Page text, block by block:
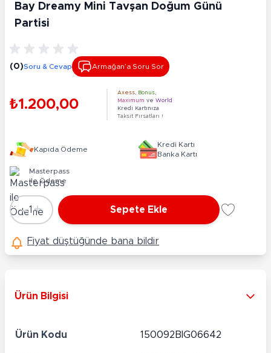
Bay Dreamy Mini Tavşan Doğum Günü
Partisi
(0)Soru & Cevap Armağan’a Soru Sor
₺1.200,00
Axess Bonus
Maximum ve World
Kredi Kartınıza
Taksit Fırsatları !
Kapıda Ödeme
Kredi Kartı
Banka Kartı
Masterpass
ile Ödeme
Adet
-1 + Sepete Ekle
Fiyat düştüğünde bana bildir
Ürün Bilgisi
Ürün Kodu 150092BIG06642